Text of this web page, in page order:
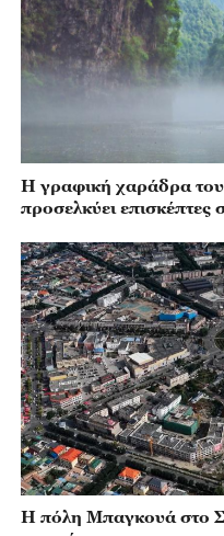
Η γραφική χαράδρα
προσελκύει επισκέπτες
Η πόλη Μπαγκουά στο